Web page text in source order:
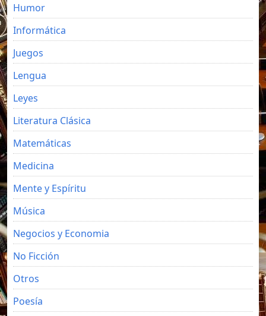
Humor
Informática
Juegos
Lengua
Leyes
Literatura Clásica
Matemáticas
Medicina
Mente y Espíritu
Música
Negocios y Economia
No Ficción
Otros
Poesía